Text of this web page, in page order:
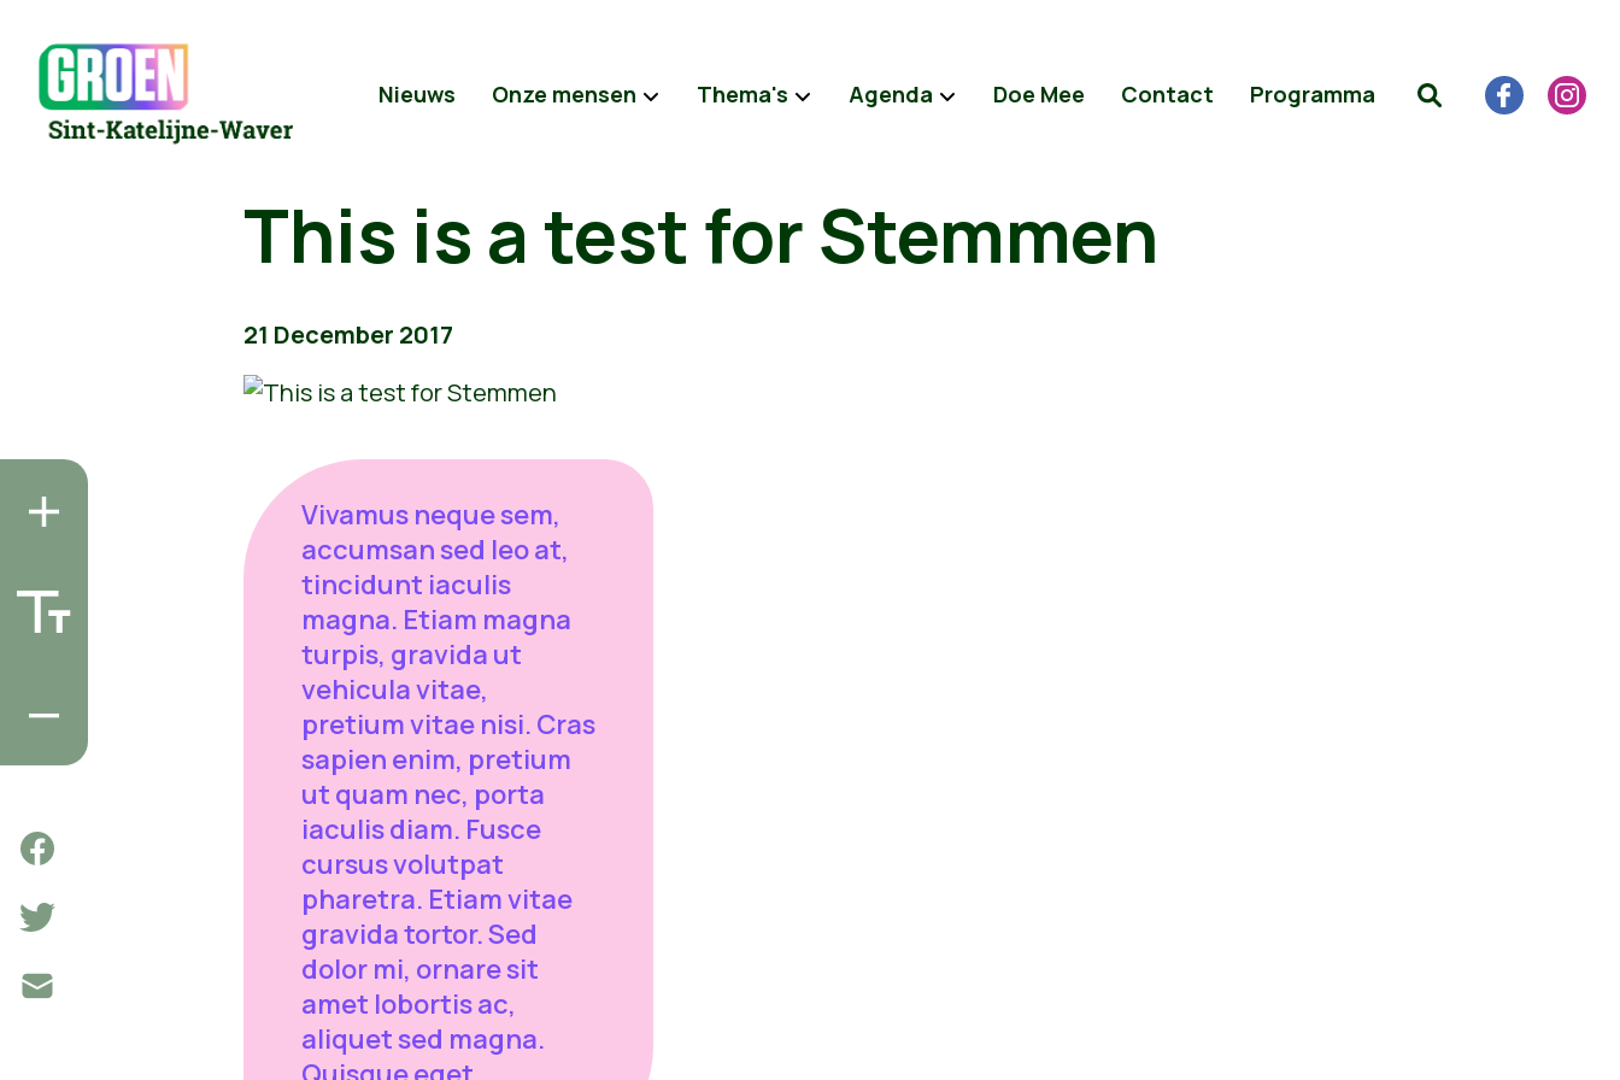
Nieuws Onze mensen Thema's Agenda Doe Mee Contact Programma
This is a test for Stemmen
21 December 2017
Vivamus neque sem,
accumsan sed leo at,
tincidunt iaculis
magna. Etiam magna
turpis, gravida ut
vehicula vitae,
pretium vitae nisi. Cras
sapien enim, pretium
ut quam nec, porta
iaculis diam. Fusce
cursus volutpat
pharetra. Etiam vitae
gravida tortor. Sed
dolor mi, ornare sit
amet lobortis ac,
aliquet sed magna.